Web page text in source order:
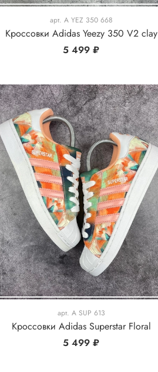
арт. A YEZ 350 668
Кроссовки Adidas Yeezy 350 V2 clay
5 499 ₽
арт. A SUP 613
Кроссовки Adidas Superstar Floral
5 499 ₽